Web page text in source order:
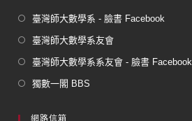
臺灣師大數學系 - 臉書 Facebook
臺灣師大數學系友會
臺灣師大數學系系友會 - 臉書 Facebook
獨數一閣 BBS
網路信箱